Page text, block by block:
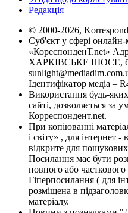
Редакція
© 2000-2026,
Суб'єкт у сфері
«КореспонденТ.net»
ХАРКІВСЬКЕ ШОСЕ,
Ідентифікатор медіа –
Використання будь-
сайті, дозволяється за
Корреспондент.net.
При копіюванні
і світу» , для інтернет
відкрите для
Посилання має бути
повного або часткового
Гіперпосилання ( для
розміщена в
матеріалу.